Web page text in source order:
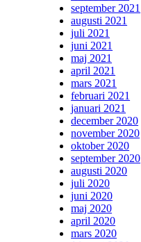
september 2021
augusti 2021
juli 2021
juni 2021
maj 2021
april 2021
mars 2021
februari 2021
januari 2021
december 2020
november 2020
oktober 2020
september 2020
augusti 2020
juli 2020
juni 2020
maj 2020
april 2020
mars 2020